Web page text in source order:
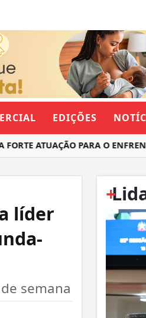
EDIÇÕES
ATUAÇÃO PARA O
líder
semana
+